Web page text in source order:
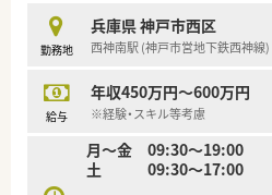
く地域貢献しています。
■従業員が永続的に安心して働
て掲げ、実践しています！
【こんな方が活躍中】
■産婦人科や小児科領域の専門
■チームワークを大切にし、薬
ュニケーションを取れる方が活
勤務地
兵庫県 神戸市西区
西神南駅 (神戸市営地下鉄西神線)
給与
年収450万円～600万円
※経験・スキル等考慮
月～金 09:30～19:00
土 09:30～17:00